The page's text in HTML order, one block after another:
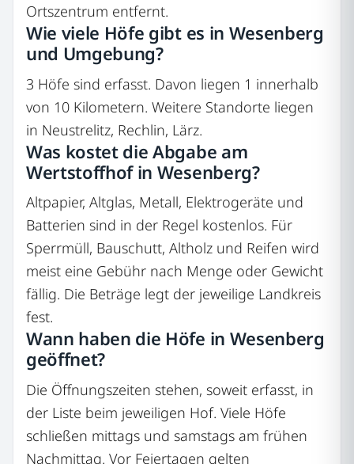
Ortszentrum entfernt.
Wie viele Höfe gibt es in Wesenberg
und Umgebung?
3 Höfe sind erfasst. Davon liegen 1 innerhalb
von 10 Kilometern. Weitere Standorte liegen
in Neustrelitz, Rechlin, Lärz.
Was kostet die Abgabe am
Wertstoffhof in Wesenberg?
Altpapier, Altglas, Metall, Elektrogeräte und
Batterien sind in der Regel kostenlos. Für
Sperrmüll, Bauschutt, Altholz und Reifen wird
meist eine Gebühr nach Menge oder Gewicht
fällig. Die Beträge legt der jeweilige Landkreis
fest.
Wann haben die Höfe in Wesenberg
geöffnet?
Die Öffnungszeiten stehen, soweit erfasst, in
der Liste beim jeweiligen Hof. Viele Höfe
schließen mittags und samstags am frühen
Nachmittag. Vor Feiertagen gelten